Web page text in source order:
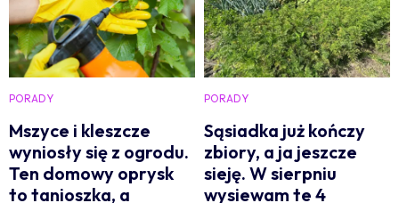
PORADY
Mszyce i kleszcze
wyniosły się z ogrodu.
Ten domowy oprysk
to tanioszka, a
PORADY
Sąsiadka już kończy
zbiory, a ja jeszcze
sieję. W sierpniu
wysiewam te 4